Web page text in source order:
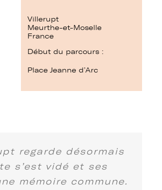
Villerupt
Meurthe-et-Moselle
France
Début du parcours :
Place Jeanne d’Arc
regarde désormais
s’est vidé et ses
mémoire commune.